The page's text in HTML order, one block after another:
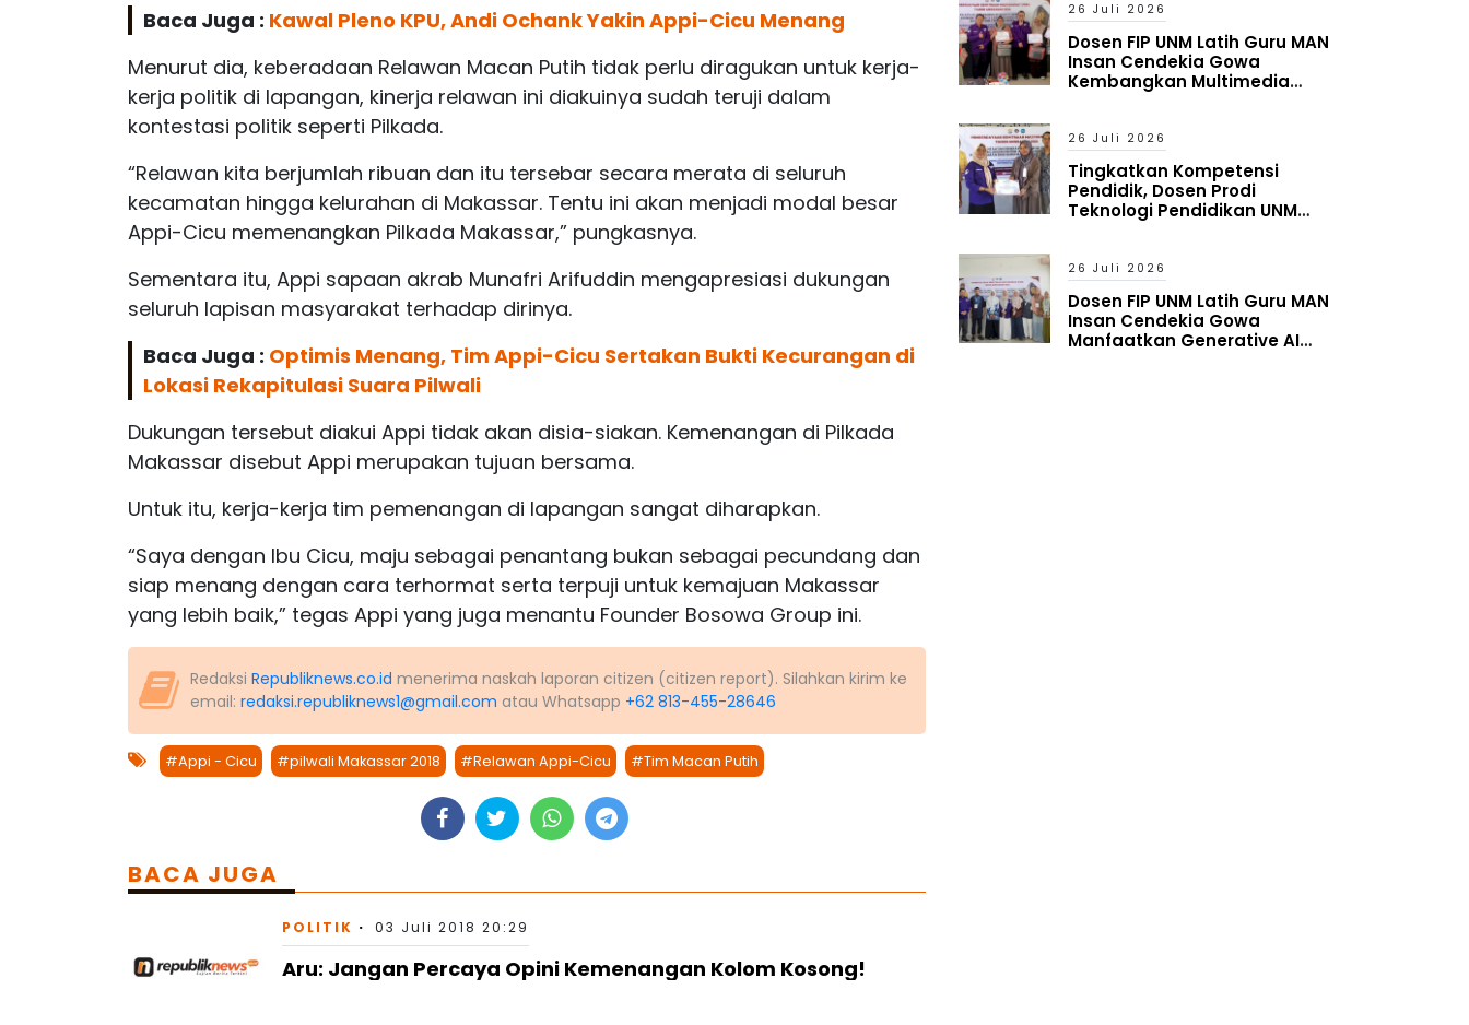
Baca Juga : Kawal Pleno KPU, Andi Ochank Yakin Appi-Cicu Menang
Menurut dia, keberadaan Relawan Macan Putih tidak perlu diragukan untuk kerja-
kerja politik di lapangan, kinerja relawan ini diakuinya sudah teruji dalam
kontestasi politik seperti Pilkada.
“Relawan kita berjumlah ribuan dan itu tersebar secara merata di seluruh
kecamatan hingga kelurahan di Makassar. Tentu ini akan menjadi modal besar
Appi-Cicu memenangkan Pilkada Makassar,” pungkasnya.
Sementara itu, Appi sapaan akrab Munafri Arifuddin mengapresiasi dukungan
seluruh lapisan masyarakat terhadap dirinya.
Baca Juga : Optimis Menang, Tim Appi-Cicu Sertakan Bukti Kecurangan di
Lokasi Rekapitulasi Suara Pilwali
Dukungan tersebut diakui Appi tidak akan disia-siakan. Kemenangan di Pilkada
Makassar disebut Appi merupakan tujuan bersama.
Untuk itu, kerja-kerja tim pemenangan di lapangan sangat diharapkan.
“Saya dengan Ibu Cicu, maju sebagai penantang bukan sebagai pecundang dan
siap menang dengan cara terhormat serta terpuji untuk kemajuan Makassar
yang lebih baik,” tegas Appi yang juga menantu Founder Bosowa Group ini.
Redaksi Republiknews.co.id menerima naskah laporan citizen (citizen report). Silahkan kirim ke
email: redaksi.republiknews1@gmail.com atau Whatsapp +62 813-455-28646
#Appi - Cicu #pilwali Makassar 2018 #Relawan Appi-Cicu #Tim Macan Putih
BACA JUGA
POLITIK 03 Juli 2018 20:29
Aru: Jangan Percaya Opini Kemenangan Kolom Kosong!
26 Juli 2026
Dosen FIP UNM Latih Guru MAN
Insan Cendekia Gowa
Kembangkan Multimedia
26 Juli 2026
Tingkatkan Kompetensi
Pendidik, Dosen Prodi
Teknologi Pendidikan UNM
AI
26 Juli 2026
Dosen FIP UNM Latih Guru MAN
Insan Cendekia Gowa
Manfaatkan Generative AI